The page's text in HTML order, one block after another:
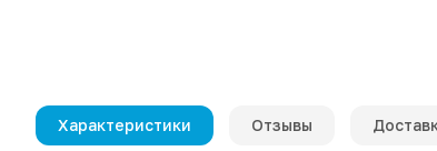
Характеристики Отзывы